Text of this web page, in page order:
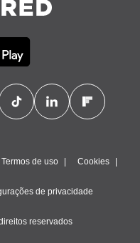
Termos de uso Cookies
de privacidade
reservados